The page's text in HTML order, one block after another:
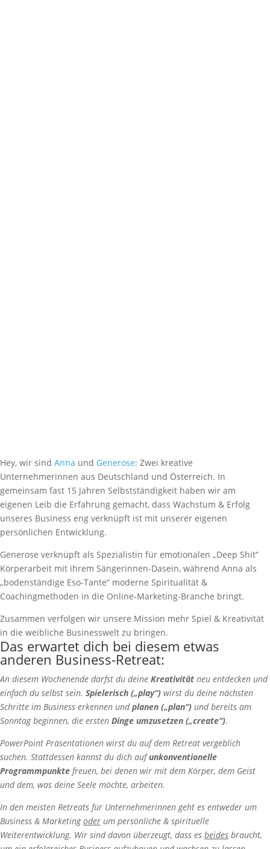
Hey, wir sind Anna und Generose: Zwei kreative
Unternehmerinnen aus Deutschland und Österreich. In
gemeinsam fast 15 Jahren Selbstständigkeit haben wir am
eigenen Leib die Erfahrung gemacht, dass Wachstum & Erfolg
unseres Business eng verknüpft ist mit unserer eigenen
persönlichen Entwicklung.
Generose verknüpft als Spezialistin für emotionalen „Deep Shit“
Körperarbeit mit ihrem Sängerinnen-Dasein, während Anna als
„bodenständige Eso-Tante“ moderne Spiritualität &
Coachingmethoden in die Online-Marketing-Branche bringt.
Zusammen verfolgen wir unsere Mission mehr Spiel & Kreativität
in die weibliche Businesswelt zu bringen.
Das erwartet dich bei diesem etwas
anderen Business-Retreat:
An diesem Wochenende darfst du deine Kreativität neu entdecken und
einfach du selbst sein. Spielerisch („play“) wirst du deine nächsten
Schritte im Business erkennen undplanen („plan“) und bereits am
Sonntag beginnen, die ersten Dinge umzusetzen („create“).
PowerPoint Präsentationen wirst du auf dem Retreat vergeblich
suchen. Stattdessen kannst du dich aufunkonventionelle
Programmpunkte freuen, bei denen wir mit dem Körper, dem Geist
und dem, was deine Seele möchte, arbeiten.
In den meisten Retreats für Unternehmerinnen geht es entweder um
Business & Marketingoder um persönliche & spirituelle
Weiterentwicklung. Wir sind davon überzeugt, dass es beides braucht,